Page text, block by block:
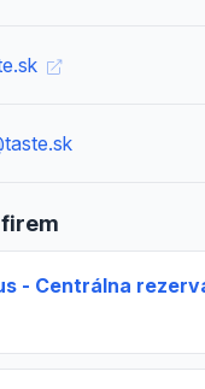
- Centrálna